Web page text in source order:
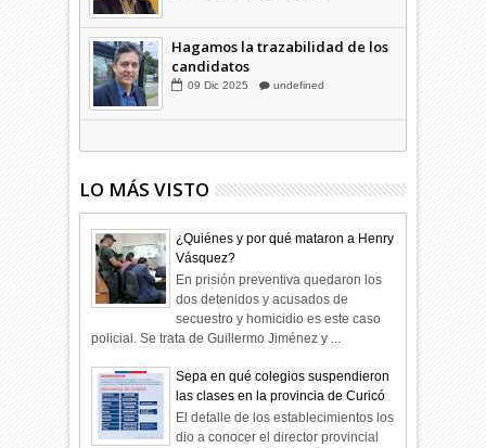
03Abr 2026 undefined
Hagamos la trazabilidad de los
09 Dic 2025 undefined
LO MÁS VISTO
¿Quiénes y por qué mataron a Henry
Vásquez?
En prisión preventiva quedaron los
dos detenidos y acusados de
secuestro y homicidio es este caso
policial. Se trata de Guillermo Jiménez y ...
Sepa en qué colegios suspendieron
las clases en la provincia de Curicó
El detalle de los establecimientos los
dio a conocer el director provincial